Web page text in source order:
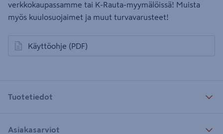
verkkokaupassamme tai K-Rauta-myymälöissä! Muista
myös kuulosuojaimet ja muut turvavarusteet!
Käyttöohje (PDF)
avautuu uuteen välilehteen
Tuotetiedot
Asiakasarviot